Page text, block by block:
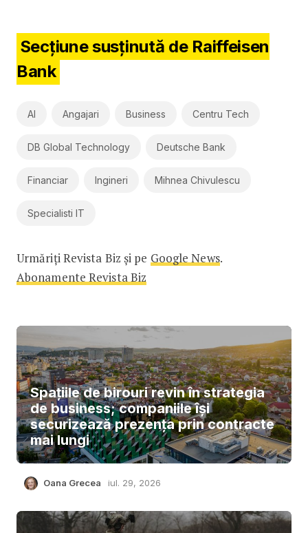
Secțiune susținută de Raiffeisen
Bank
AI Angajari Business Centru Tech
DB Global Technology Deutsche Bank
Financiar Ingineri Mihnea Chivulescu
Specialisti IT
Urmăriți Revista Biz și pe Google News.
Abonamente Revista Biz
Spațiile de birouri revin în strategia
de business; companiile își
securizează prezența prin contracte
mai lungi
Oana Grecea iul. 29, 2026